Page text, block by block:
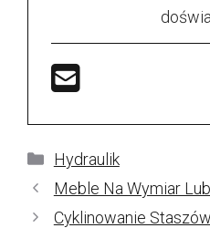
Kategorie
Hydraulik
Meble Na Wymiar
Cyklinowanie Staszów